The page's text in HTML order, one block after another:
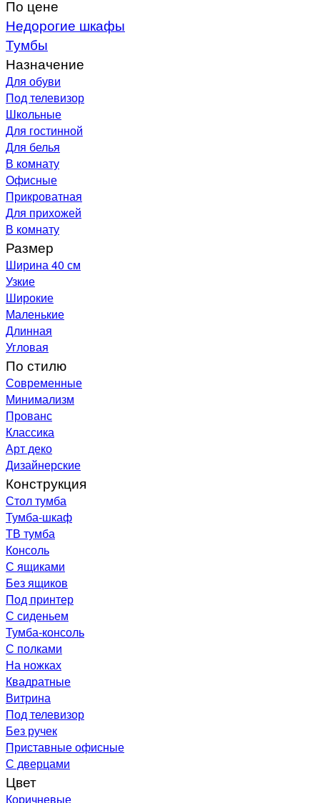
По цене
Недорогие шкафы
Тумбы
Назначение
Для обуви
Под телевизор
Школьные
Для гостинной
Для белья
В комнату
Офисные
Прикроватная
Для прихожей
В комнату
Размер
Ширина 40 см
Узкие
Широкие
Маленькие
Длинная
Угловая
По стилю
Современные
Минимализм
Прованс
Классика
Арт деко
Дизайнерские
Конструкция
Стол тумба
Тумба-шкаф
ТВ тумба
Консоль
С ящиками
Без ящиков
Под принтер
С сиденьем
Тумба-консоль
С полками
На ножках
Квадратные
Витрина
Под телевизор
Без ручек
Приставные офисные
С дверцами
Цвет
Коричневые